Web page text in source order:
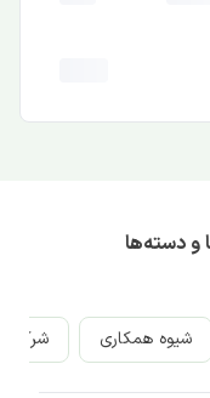
دسته‌ها
شیوه همکاری